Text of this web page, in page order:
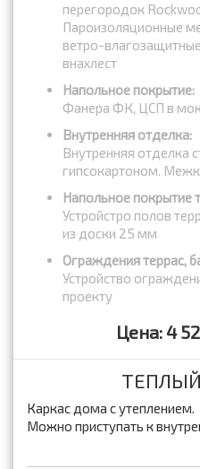
перегородок
Пароизоляционные
ветро-
внахлест
Напольное покрытие:
Фанера ФК, ЦСП в
Внутренняя отделка:
Внутренняя отделка
гипсокартоном.
Напольное покрытие
Устройстро полов
из доски 25 мм
Ограждения террас,
Устройство
проекту
Цена: 4
Каркас дома с утеплением.
Можно приступать к